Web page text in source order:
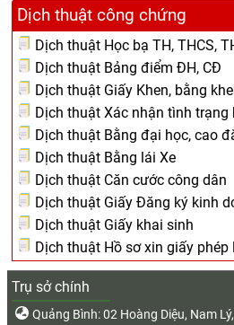
Dịch thuật công chứng
Dịch thuật Học bạ TH, THCS,
Dịch thuật Bảng điểm ĐH, CĐ
Dịch thuật Giấy Khen, bằng
Dịch thuật Xác nhận tình trạng
Dịch thuật Bằng đại học, cao
Dịch thuật Bằng lái Xe
Dịch thuật Căn cước công dân
Dịch thuật Giấy Đăng ký kinh
Dịch thuật Giấy khai sinh
Dịch thuật Hồ sơ xin giấy phép
Trụ sở chính
Quảng Bình: 02 Hoàng Diệu, Nam